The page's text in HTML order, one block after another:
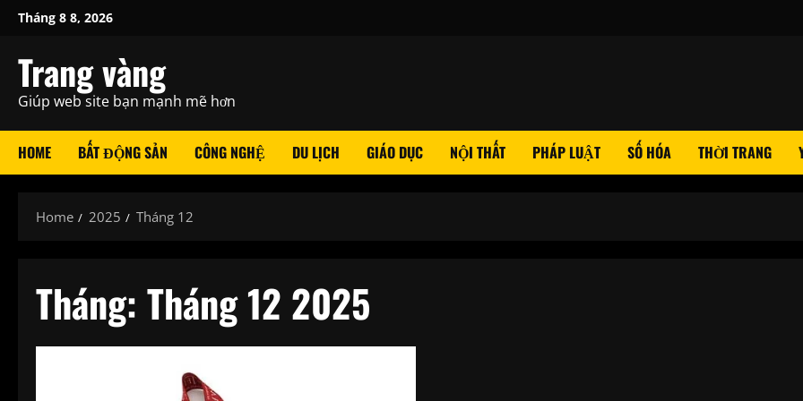
Skip
content
Tháng 8 8, 2026
Trang vàng
Giúp web site bạn mạnh mẽ hơn
HOME BẤT ĐỘNG SẢN CÔNG NGHỆ DU LỊCH GIÁO DỤC NỘI THẤT PHÁP LUẬT SỐ HÓA THỜI TRANG
Home 2025 Tháng 12
Tháng: Tháng 12 2025